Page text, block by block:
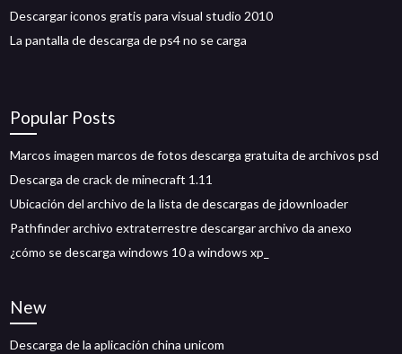
Descargar iconos gratis para visual studio 2010
La pantalla de descarga de ps4 no se carga
Popular Posts
Marcos imagen marcos de fotos descarga gratuita de archivos psd
Descarga de crack de minecraft 1.11
Ubicación del archivo de la lista de descargas de jdownloader
Pathfinder archivo extraterrestre descargar archivo da anexo
¿cómo se descarga windows 10 a windows xp_
New
Descarga de la aplicación china unicom